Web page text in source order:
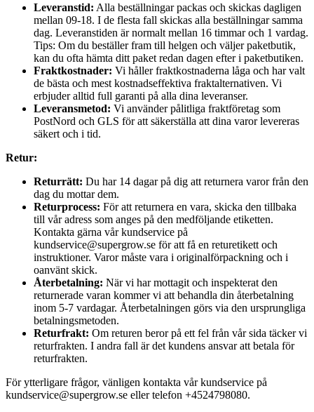
Leveranstid: Alla beställningar packas och skickas dagligen
mellan 09-18. I de flesta fall skickas alla beställningar samma
dag. Leveranstiden är normalt mellan 16 timmar och 1 vardag.
Tips: Om du beställer fram till helgen och väljer paketbutik,
kan du ofta hämta ditt paket redan dagen efter i paketbutiken.
Fraktkostnader: Vi håller fraktkostnaderna låga och har valt
de bästa och mest kostnadseffektiva fraktalternativen. Vi
erbjuder alltid full garanti på alla dina leveranser.
Leveransmetod: Vi använder pålitliga fraktföretag som
PostNord och GLS för att säkerställa att dina varor levereras
säkert och i tid.
Retur:
Returrätt: Du har 14 dagar på dig att returnera varor från den
dag du mottar dem.
Returprocess: För att returnera en vara, skicka den tillbaka
till vår adress som anges på den medföljande etiketten.
Kontakta gärna vår kundservice på
kundservice@supergrow.se för att få en returetikett och
instruktioner. Varor måste vara i originalförpackning och i
oanvänt skick.
Återbetalning: När vi har mottagit och inspekterat den
returnerade varan kommer vi att behandla din återbetalning
inom 5-7 vardagar. Återbetalningen görs via den ursprungliga
betalningsmetoden.
Returfrakt: Om returen beror på ett fel från vår sida täcker vi
returfrakten. I andra fall är det kundens ansvar att betala för
returfrakten.
För ytterligare frågor, vänligen kontakta vår kundservice på
kundservice@supergrow.se eller telefon +4524798080.